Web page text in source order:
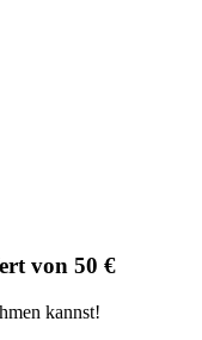
von 50 €
kannst!